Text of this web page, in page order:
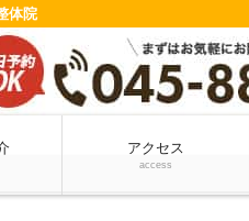
体院
アクセス
access